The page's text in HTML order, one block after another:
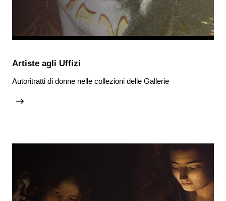
Artiste agli Uffizi
Autoritratti di donne nelle collezioni delle Gallerie